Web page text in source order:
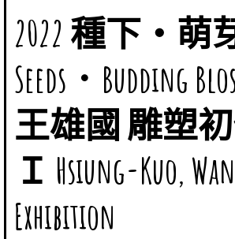
2022 種下‧萌芽
Seeds．Budding
王雄國 雕塑
Ｉ Hsiung-Kuo,
Exhibition